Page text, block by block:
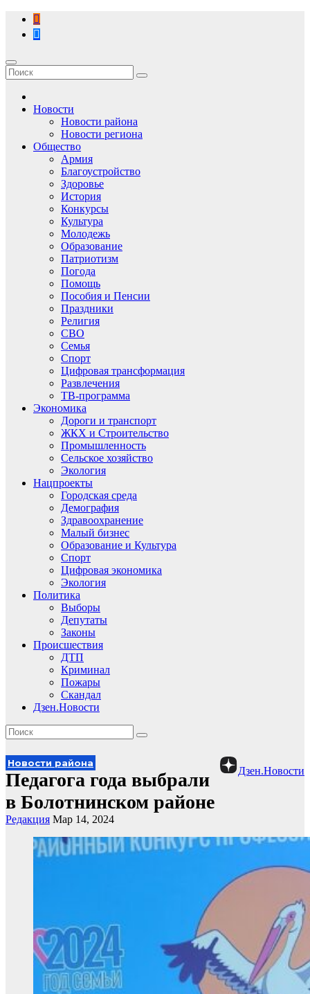
Перейти
содержимому
Новости
Новости района
Новости региона
Общество
Армия
Благоустройство
Здоровье
История
Конкурсы
Культура
Молодежь
Образование
Патриотизм
Погода
Помощь
Пособия и Пенсии
Праздники
Религия
СВО
Семья
Спорт
Цифровая трансформация
Развлечения
ТВ-программа
Экономика
Дороги и транспорт
ЖКХ и Строительство
Промышленность
Сельское хозяйство
Экология
Нацпроекты
Городская среда
Демография
Здравоохранение
Малый бизнес
Образование и Культура
Спорт
Цифровая экономика
Экология
Политика
Выборы
Депутаты
Законы
Происшествия
ДТП
Криминал
Пожары
Скандал
Дзен.Новости
Дзен.Новости
Новости района
Педагога года выбрали
в Болотнинском районе
Редакция Мар 14, 2024